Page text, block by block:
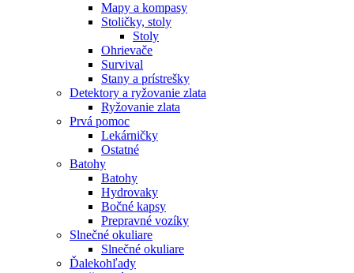
Mapy a kompasy
Stoličky, stoly
Stoly
Ohrievače
Survival
Stany a prístrešky
Detektory a ryžovanie zlata
Ryžovanie zlata
Prvá pomoc
Lekárničky
Ostatné
Batohy
Batohy
Hydrovaky
Bočné kapsy
Prepravné vozíky
Slnečné okuliare
Slnečné okuliare
Ďalekohľady